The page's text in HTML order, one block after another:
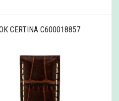
C600018857